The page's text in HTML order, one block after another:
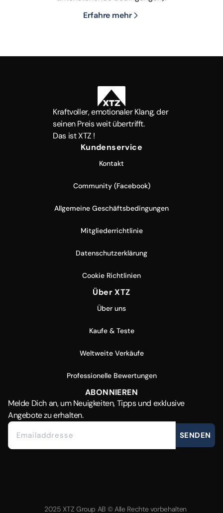
Erfahre mehr
Kraftvoller, emotionaler Klang, der
seinen Preis weit übertrifft.
Das ist XTZ !
Kundenservice
Kontakt
Community (Facebook)
Allgemeine Geschäftsbedingungen
Mitgliederrichtlinie
Datenschutzerklärung
Cookie Richtlinien
Über XTZ
Über uns
Kaufe & Teste
Weltweite Verkäufe
Professionelle Bewertungen
ABONNIEREN
Melde Dichan, um Neuigkeiten, Tipps und exklusive
Angebote zu erhalten.
SENDEN
2025 XTZ Group AB © Alle Rechte vorbehalten